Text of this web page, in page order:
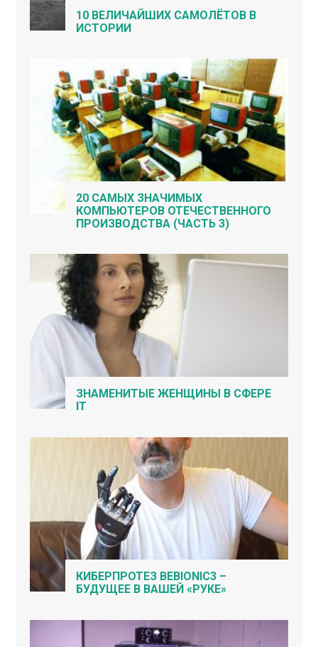
10 ВЕЛИЧАЙШИХ САМОЛЁТОВ В
ИСТОРИИ
20 САМЫХ ЗНАЧИМЫХ
КОМПЬЮТЕРОВ ОТЕЧЕСТВЕННОГО
ПРОИЗВОДСТВА (ЧАСТЬ 3)
ЗНАМЕНИТЫЕ ЖЕНЩИНЫ В СФЕРЕ
IT
КИБЕРПРОТЕЗ BEBIONIC3 –
БУДУЩЕЕ В ВАШЕЙ «РУКЕ»